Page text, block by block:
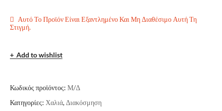
Αυτό Το Προϊόν Είναι Εξαντλημένο Και Μη Διαθέσιμο Αυτή Τη
Στιγμή.
Add to wishlist
Κωδικός προϊόντος: Μ/Δ
Κατηγορίες: Χαλιά, Διακόσμηση